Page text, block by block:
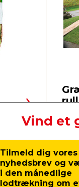
Vind et
Tilmeld dig vores
nyhedsbrev og
i den månedlige
lodtrækning om